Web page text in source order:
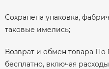
Сохранена упаковка,
таковые имелись;
Возврат и обмен товара По
бесплатно, включая